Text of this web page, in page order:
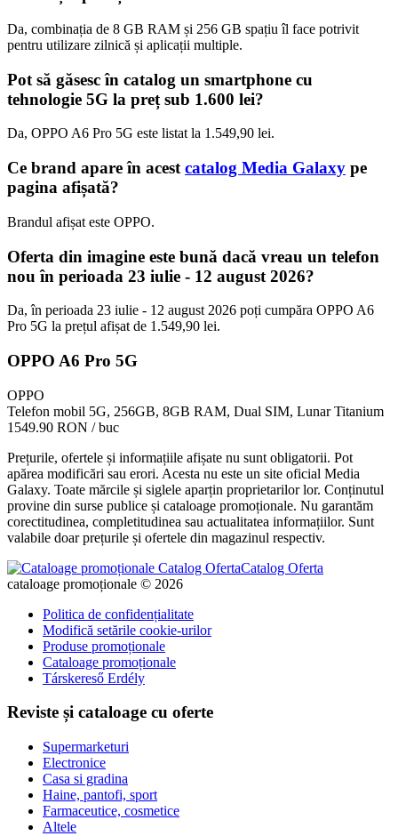
Da, combinația de 8 GB RAM și 256 GB spațiu îl face potrivit
pentru utilizare zilnică și aplicații multiple.
Pot să găsesc în catalog un smartphone cu
tehnologie 5G la preț sub 1.600 lei?
Da, OPPO A6 Pro 5G este listat la 1.549,90 lei.
Ce brand apare în acest catalog Media Galaxy pe
pagina afișată?
Brandul afișat este OPPO.
Oferta din imagine este bună dacă vreau un telefon
nou în perioada 23 iulie - 12 august 2026?
Da, în perioada 23 iulie - 12 august 2026 poți cumpăra OPPO A6
Pro 5G la prețul afișat de 1.549,90 lei.
OPPO A6 Pro 5G
OPPO
Telefon mobil 5G, 256GB, 8GB RAM, Dual SIM, Lunar Titanium
1549.90 RON / buc
Prețurile, ofertele și informațiile afișate nu sunt obligatorii. Pot
apărea modificări sau erori. Acesta nu este un site oficial Media
Galaxy. Toate mărcile și siglele aparțin proprietarilor lor. Conținutul
provine din surse publice și cataloage promoționale. Nu garantăm
corectitudinea, completitudinea sau actualitatea informațiilor. Sunt
valabile doar prețurile și ofertele din magazinul respectiv.
Catalog Oferta
cataloage promoționale © 2026
Politica de confidențialitate
Modifică setările cookie-urilor
Produse promoționale
Cataloage promoționale
Társkereső Erdély
Reviste și cataloage cu oferte
Supermarketuri
Electronice
Casa si gradina
Haine, pantofi, sport
Farmaceutice, cosmetice
Altele